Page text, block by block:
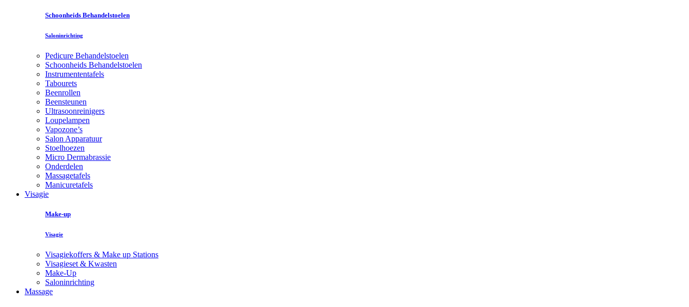
Schoonheids Behandelstoelen
Saloninrichting
Pedicure Behandelstoelen
Schoonheids Behandelstoelen
Instrumententafels
Tabourets
Beenrollen
Beensteunen
Ultrasoonreinigers
Loupelampen
Vapozone’s
Salon Apparatuur
Stoelhoezen
Micro Dermabrassie
Onderdelen
Massagetafels
Manicuretafels
Visagie
Make-up
Visagie
Visagiekoffers & Make up Stations
Visagieset & Kwasten
Make-Up
Saloninrichting
Massage